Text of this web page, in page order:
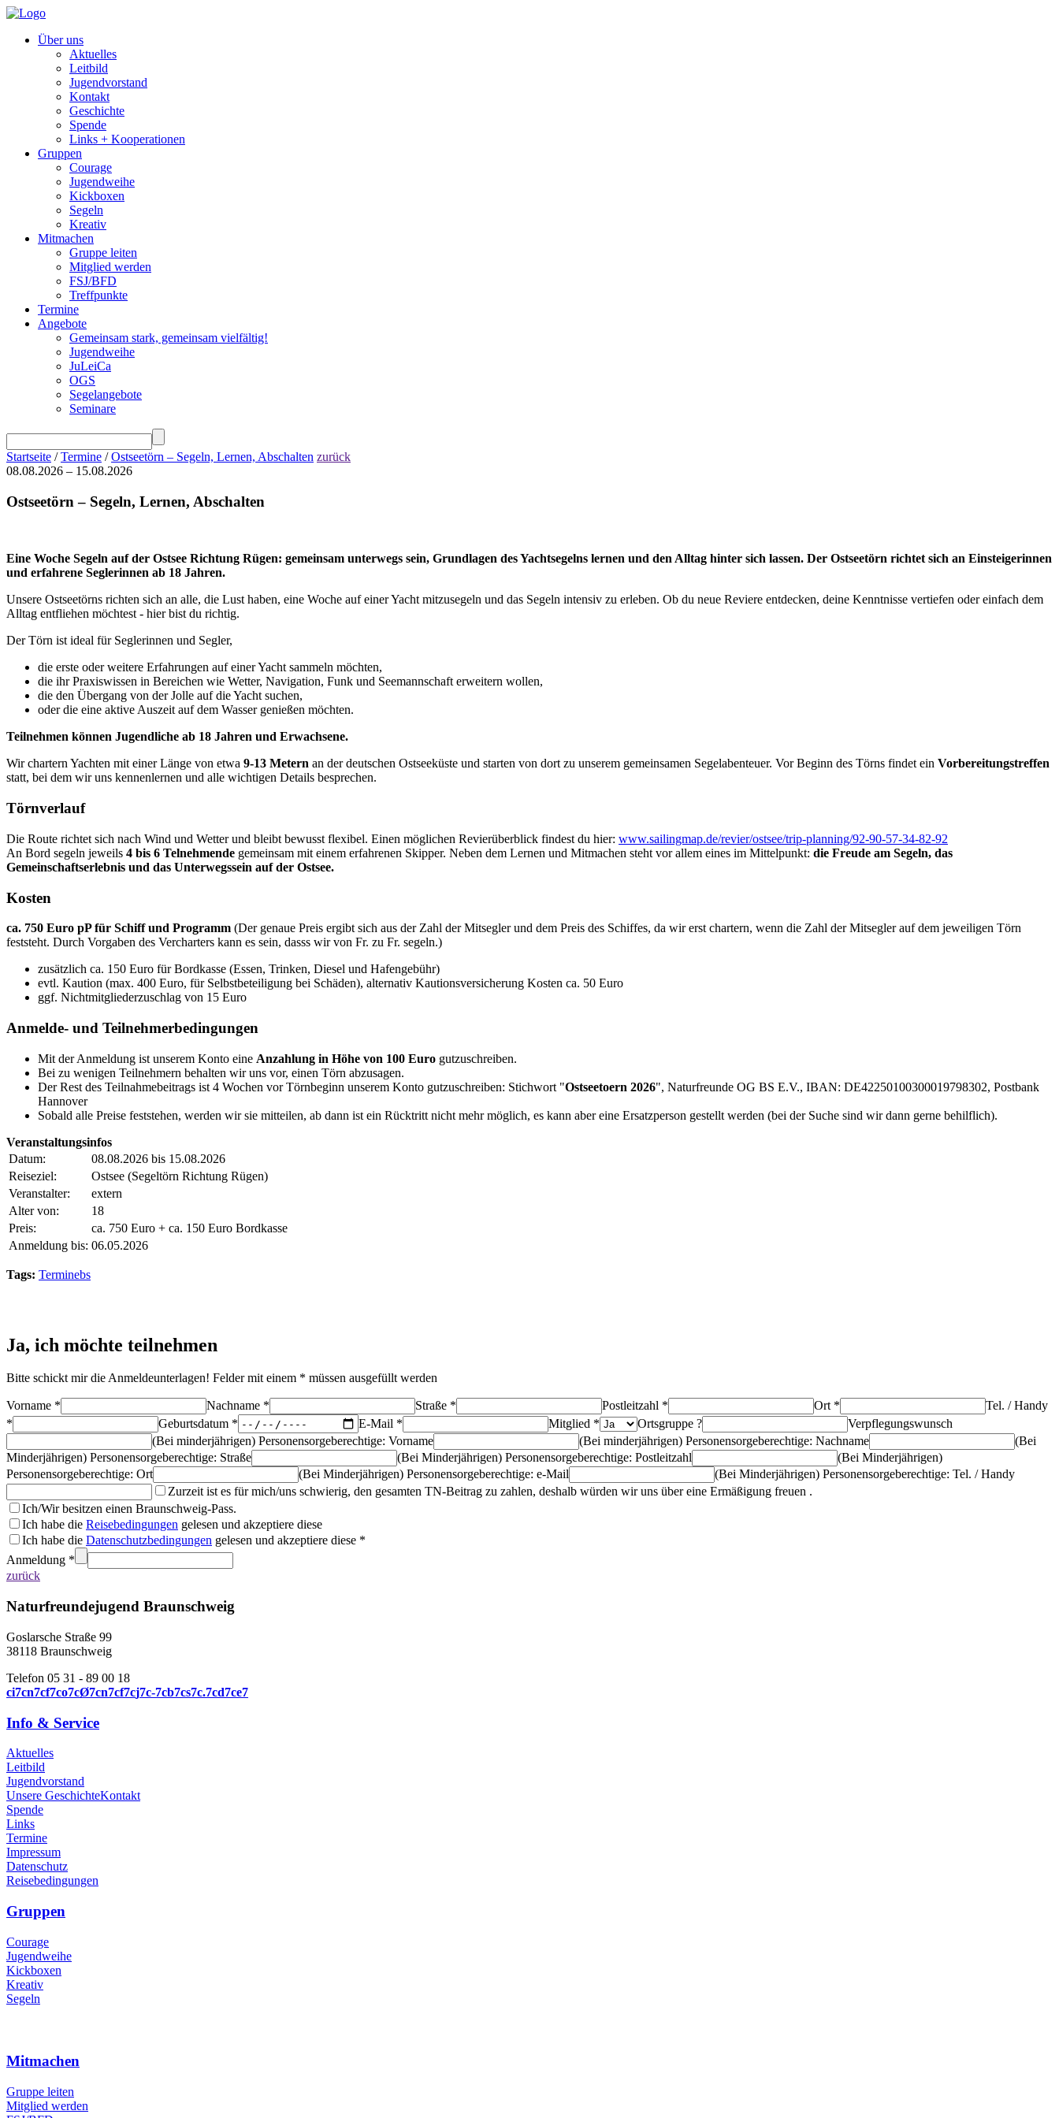
Über uns
Aktuelles
Leitbild
Jugendvorstand
Kontakt
Geschichte
Spende
Links + Kooperationen
Gruppen
Courage
Jugendweihe
Kickboxen
Segeln
Kreativ
Mitmachen
Gruppe leiten
Mitglied werden
FSJ/BFD
Treffpunkte
Termine
Angebote
Gemeinsam stark, gemeinsam vielfältig!
Jugendweihe
JuLeiCa
OGS
Segelangebote
Seminare
Startseite /Termine /Ostseetörn – Segeln, Lernen, Abschalten zurück
08.08.2026 – 15.08.2026
Ostseetörn – Segeln, Lernen, Abschalten
Eine Woche Segeln auf der Ostsee Richtung Rügen: gemeinsam unterwegs sein, Grundlagen des Yachtsegelns lernen und den Alltag hinter sich lassen. Der Ostseetörn richtet sich an Einsteigerinnen
und erfahrene Seglerinnen ab 18 Jahren.
Unsere Ostseetörns richten sich an alle, die Lust haben, eine Woche auf einer Yacht mitzusegeln und das Segeln intensiv zu erleben. Ob du neue Reviere entdecken, deine Kenntnisse vertiefen oder einfach dem
Alltag entfliehen möchtest - hier bist du richtig.
Der Törn ist ideal für Seglerinnen und Segler,
die erste oder weitere Erfahrungen auf einer Yacht sammeln möchten,
die ihr Praxiswissen in Bereichen wie Wetter, Navigation, Funk und Seemannschaft erweitern wollen,
die den Übergang von der Jolle auf die Yacht suchen,
oder die eine aktive Auszeit auf dem Wasser genießen möchten.
Teilnehmen können Jugendliche ab 18 Jahren und Erwachsene.
Wir chartern Yachten mit einer Länge von etwa 9-13 Metern an der deutschen Ostseeküste und starten von dort zu unserem gemeinsamen Segelabenteuer. Vor Beginn des Törns findet ein Vorbereitungstreffen
statt, bei dem wir uns kennenlernen und alle wichtigen Details besprechen.
Törnverlauf
Die Route richtet sich nach Wind und Wetter und bleibt bewusst flexibel. Einen möglichen Revierüberblick findest du hier: www.sailingmap.de/revier/ostsee/trip-planning/92-90-57-34-82-92
An Bord segeln jeweils 4 bis 6 Telnehmende gemeinsam mit einem erfahrenen Skipper. Neben dem Lernen und Mitmachen steht vor allem eines im Mittelpunkt: die Freude am Segeln, das
Gemeinschaftserlebnis und das Unterwegssein auf der Ostsee.
Kosten
ca. 750 Euro pP für Schiff und Programm (Der genaue Preis ergibt sich aus der Zahl der Mitsegler und dem Preis des Schiffes, da wir erst chartern, wenn die Zahl der Mitsegler auf dem jeweiligen Törn
feststeht. Durch Vorgaben des Vercharters kann es sein, dasss wir von Fr. zu Fr. segeln.)
zusätzlich ca. 150 Euro für Bordkasse (Essen, Trinken, Diesel und Hafengebühr)
evtl. Kaution (max. 400 Euro, für Selbstbeteiligung bei Schäden), alternativ Kautionsversicherung Kosten ca. 50 Euro
ggf. Nichtmitgliederzuschlag von 15 Euro
Anmelde- und Teilnehmerbedingungen
Mit der Anmeldung ist unserem Konto eine Anzahlung in Höhe von 100 Euro gutzuschreiben.
Bei zu wenigen Teilnehmern behalten wir uns vor, einen Törn abzusagen.
Der Rest des Teilnahmebeitrags ist 4 Wochen vor Törnbeginn unserem Konto gutzuschreiben: Stichwort "Ostseetoern 2026", Naturfreunde OG BS E.V., IBAN: DE42250100300019798302, Postbank
Hannover
Sobald alle Preise feststehen, werden wir sie mitteilen, ab dann ist ein Rücktritt nicht mehr möglich, es kann aber eine Ersatzperson gestellt werden (bei der Suche sind wir dann gerne behilflich).
Veranstaltungsinfos
Datum:
08.08.2026 bis 15.08.2026
Reiseziel:
Ostsee (Segeltörn Richtung Rügen)
Veranstalter:
extern
Alter von:
18
Preis:
ca. 750 Euro + ca. 150 Euro Bordkasse
Anmeldung bis: 06.05.2026
Tags: Terminebs
Ja, ich möchte teilnehmen
Bitte schickt mir die Anmeldeunterlagen! Felder mit einem * müssen ausgefüllt werden
Vorname * Nachname * Straße * Postleitzahl * Ort *
Tel. / Handy
*
Geburtsdatum * E-Mail * Mitglied * Ortsgruppe ?
Verpflegungswunsch
(Bei minderjährigen) Personensorgeberechtige: Vorname
(Bei minderjährigen) Personensorgeberechtige: Nachname
(Bei
Minderjährigen) Personensorgeberechtige: Straße
(Bei Minderjährigen) Personensorgeberechtige: Postleitzahl
(Bei Minderjährigen)
Personensorgeberechtige: Ort
(Bei Minderjährigen) Personensorgeberechtige: e-Mail
(Bei Minderjährigen) Personensorgeberechtige: Tel. / Handy
Zurzeit ist es für mich/uns schwierig, den gesamten TN-Beitrag zu zahlen, deshalb würden wir uns über eine Ermäßigung freuen .
Ich/Wir besitzen einen Braunschweig-Pass.
Ich habe die Reisebedingungen gelesen und akzeptiere diese
Ich habe die Datenschutzbedingungen gelesen und akzeptiere diese *
Anmeldung *
zurück
Naturfreundejugend Braunschweig
Goslarsche Straße 99
38118 Braunschweig
Telefon 05 31 - 89 00 18
ci7cn7cf7co7cØ7cn7cf7cj7c-7cb7cs7c.7cd7ce7
Info & Service
Aktuelles
Leitbild
Jugendvorstand
Unsere GeschichteKontakt
Spende
Links
Termine
Impressum
Datenschutz
Reisebedingungen
Gruppen
Courage
Jugendweihe
Kickboxen
Kreativ
Segeln
Mitmachen
Gruppe leiten
Mitglied werden